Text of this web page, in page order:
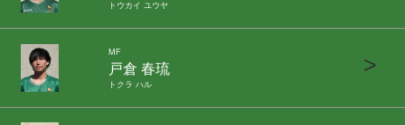
トウカイ ユウヤ
MF
戸倉 春琉
トクラ ハル
>